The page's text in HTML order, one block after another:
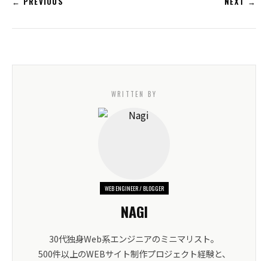
WRITTEN BY
WEB ENGINEER / BLOGGER
NAGI
30代独身Web系エンジニアのミニマリスト。
500件以上のWEBサイト制作プロジェクト経験と、